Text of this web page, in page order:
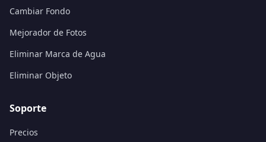
Cambiar Fondo
Mejorador de Fotos
Eliminar Marca de Agua
Eliminar Objeto
Soporte
Precios